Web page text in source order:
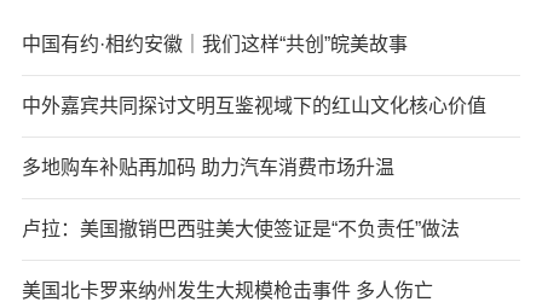
中国有约·相约安徽｜我们这样“共创”皖美故事
中外嘉宾共同探讨文明互鉴视域下的红山文化核心价值
多地购车补贴再加码 助力汽车消费市场升温
卢拉：美国撤销巴西驻美大使签证是“不负责任”做法
美国北卡罗来纳州发生大规模枪击事件 多人伤亡